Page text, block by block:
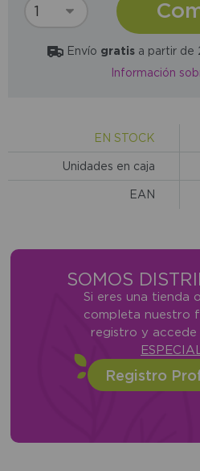
Envío gratisa partir de
Información
EN STOCK
Unidades en caja
EAN
SOMOS
Si eres una tienda
completa nuestro
registro y accede
Registro